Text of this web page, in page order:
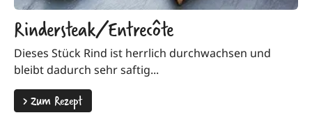
Rindersteak/Entrecôte
Dieses Stück Rind ist herrlich durchwachsen und
bleibt dadurch sehr saftig...
>Zum Rezept